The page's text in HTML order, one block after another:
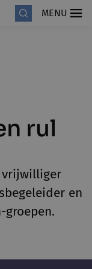
MENU
rul
vrijwilliger
en
groepen.